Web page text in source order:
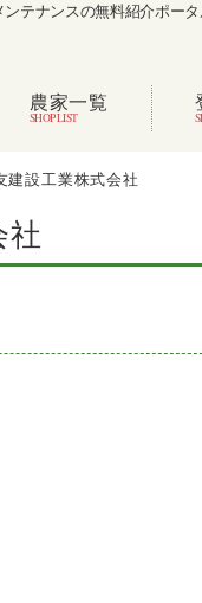
テナンスの無料紹介ポー
農家一覧
建設工業株式会社
社